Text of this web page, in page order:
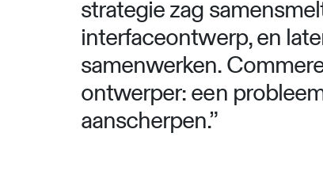
strategie zag
interfaceontwerp, en
samenwerken.
ontwerper: een
aanscherpen.”